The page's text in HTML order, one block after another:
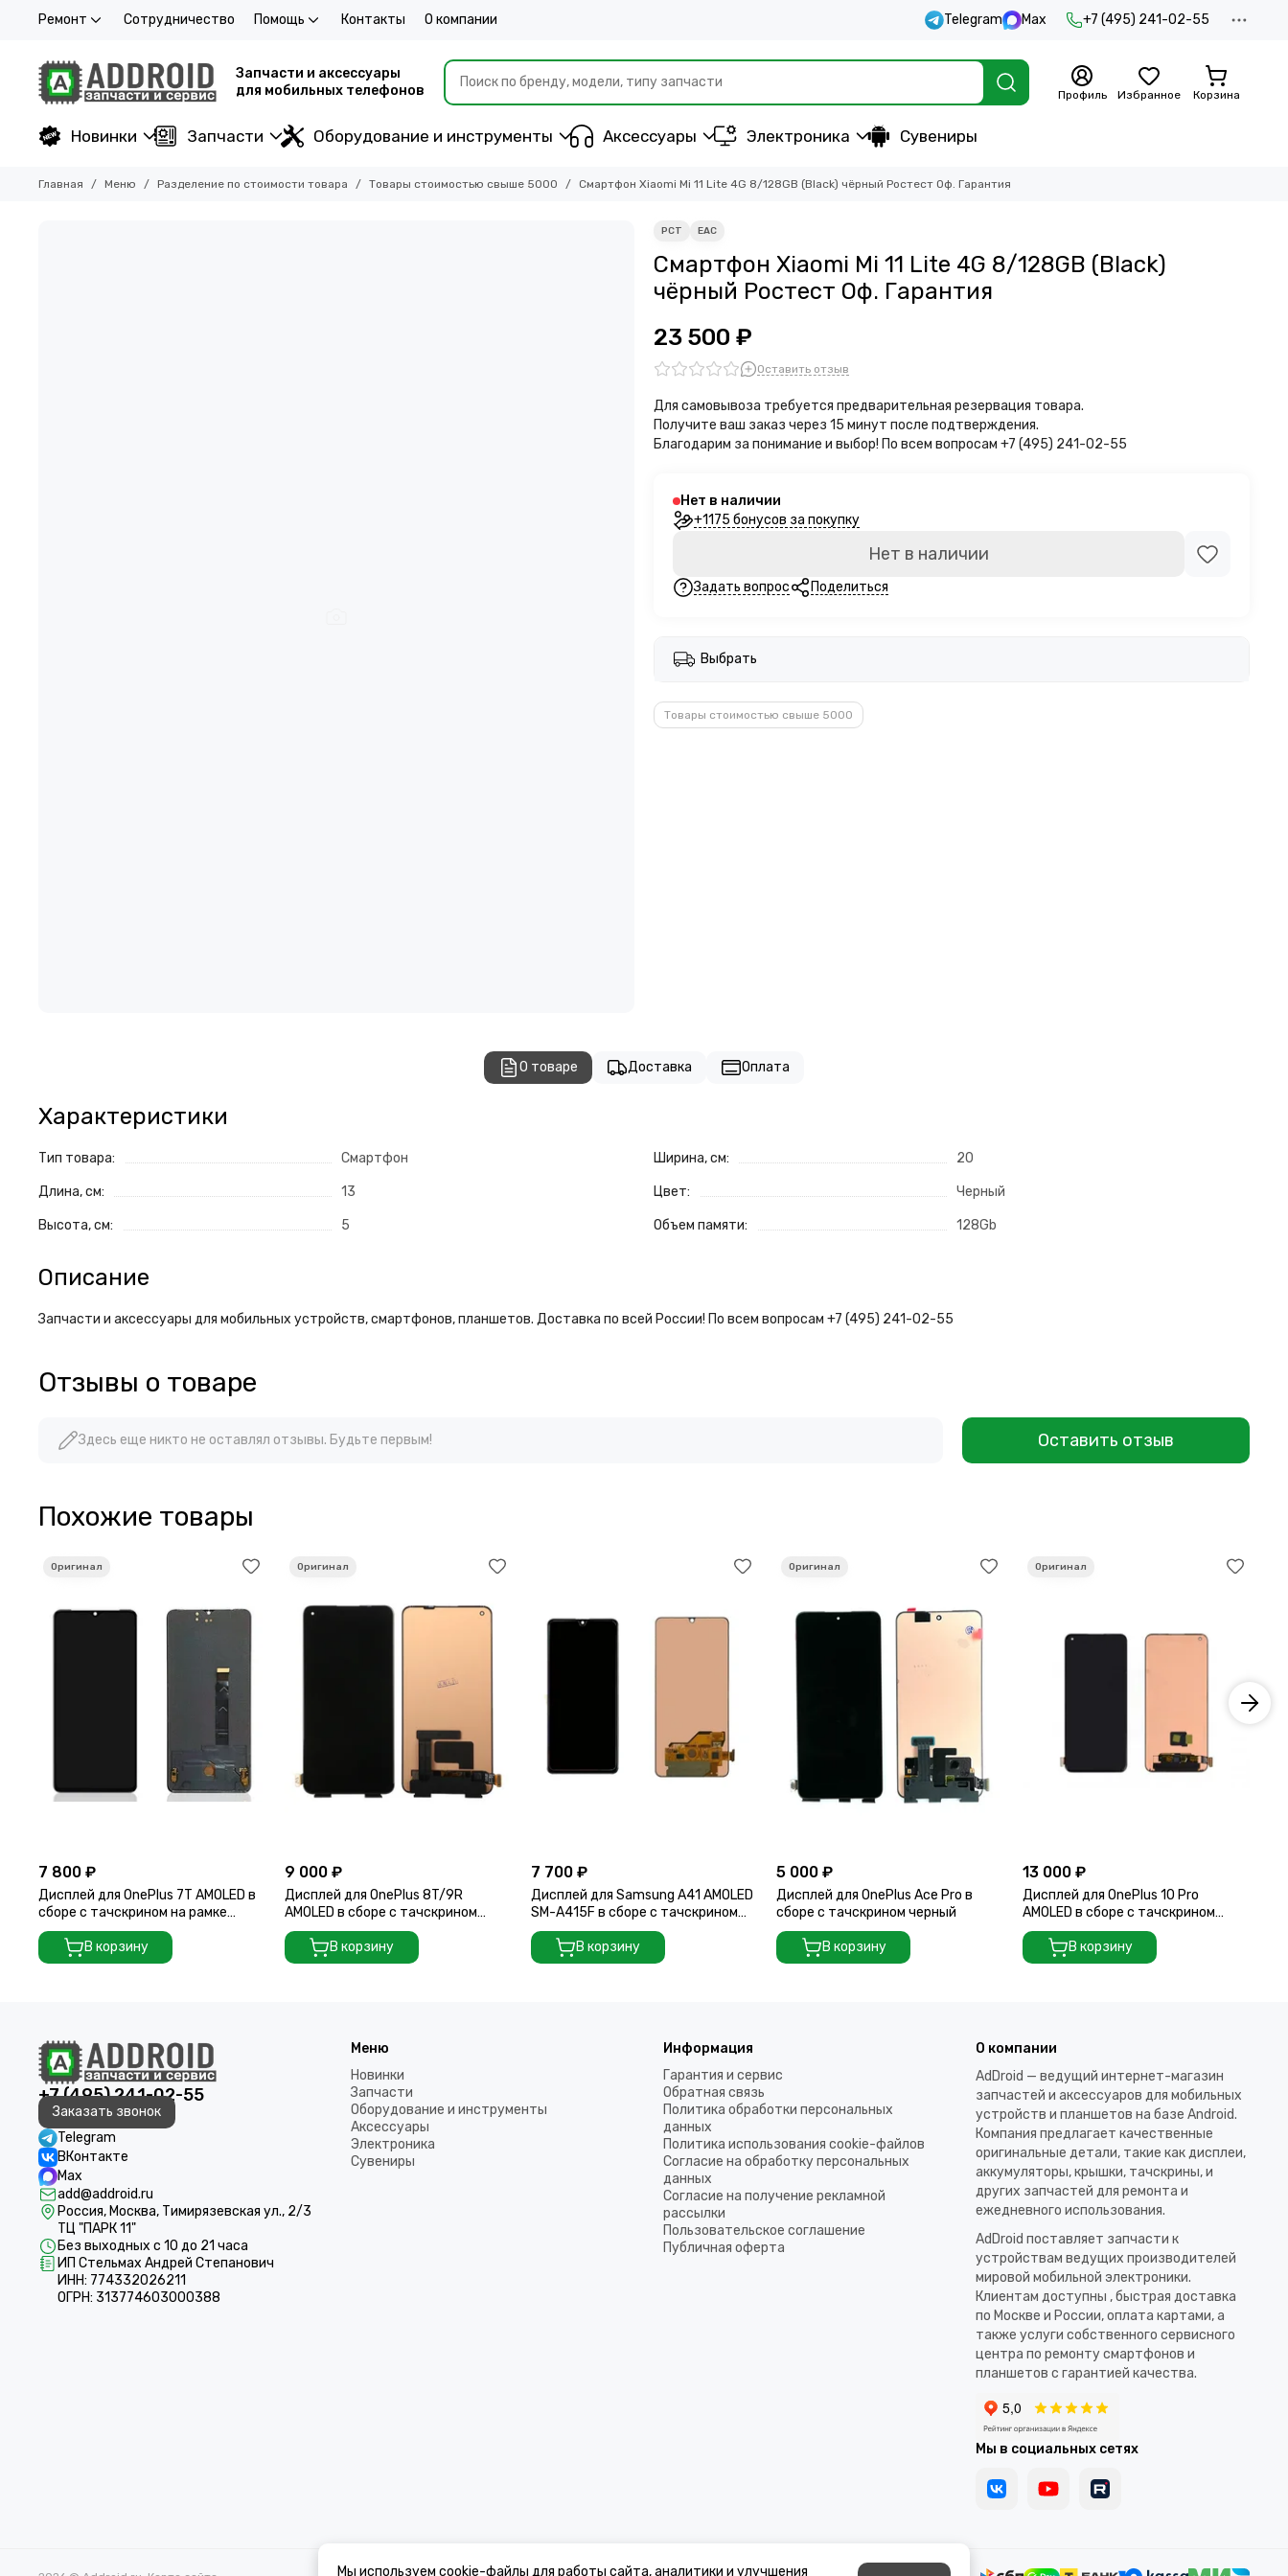
Ремонт Сотрудничество Помощь Контакты О компании Telegram Max +7 (495) 241-02-55
Запчасти и аксессуары
для мобильных телефонов
Профиль Избранное Корзина
Новинки Запчасти Оборудование и инструменты Аксессуары Электроника Сувениры
Главная Меню Разделение по стоимости товара Товары стоимостью свыше 5000 Смартфон Xiaomi Mi 11 Lite 4G 8/128GB (Black) чёрный Ростест Оф. Гарантия
Смартфон Xiaomi Mi 11 Lite 4G 8/128GB (Black)
чёрный Ростест Оф. Гарантия
23 500 ₽
Оставить отзыв
Для самовывоза требуется предварительная резервация товара.
Получите ваш заказ через 15 минут после подтверждения.
Благодарим за понимание и выбор! По всем вопросам +7 (495) 241-02-55
Нет в наличии
+1175 бонусов за покупку
Нет в наличии
Задать вопрос Поделиться
Выбрать
Товары стоимостью свыше 5000
О товаре Доставка Оплата
Характеристики
Тип товара: Смартфон
Длина, см: 13
Высота, см: 5
Ширина, см: 20
Цвет: Черный
Объем памяти: 128Gb
Описание
Запчасти и аксессуары для мобильных устройств, смартфонов, планшетов. Доставка по всей России! По всем вопросам +7 (495) 241-02-55
Отзывы о товаре
Здесь еще никто не оставлял отзывы. Будьте первым! Оставить отзыв
Похожие товары
7 800 ₽
Дисплей для OnePlus 7T AMOLED в
сборе с тачскрином на рамке
(Frosted Silver)
В корзину
9 000 ₽
Дисплей для OnePlus 8T/9R
AMOLED в сборе с тачскрином
черный
В корзину
7 700 ₽
Дисплей для Samsung A41 AMOLED
SM-A415F в сборе с тачскрином
(Black)
В корзину
5 000 ₽
Дисплей для OnePlus Ace Pro в
сборе с тачскрином черный
В корзину
13 000 ₽
Дисплей для OnePlus 10 Pro
AMOLED в сборе с тачскрином
(Black)
В корзину
+7 (495) 241-02-55
Заказать звонок
Telegram
ВКонтакте
Max
add@addroid.ru
Россия, Москва, Тимирязевская ул., 2/3
ТЦ "ПАРК 11"
Без выходных с 10 до 21 часа
ИП Стельмах Андрей Степанович
ИНН: 774332026211
ОГРН: 313774603000388
Меню
Новинки
Запчасти
Оборудование и инструменты
Аксессуары
Электроника
Сувениры
Информация
Гарантия и сервис
Обратная связь
Политика обработки персональных
данных
Политика использования cookie-файлов
Согласие на обработку персональных
данных
Согласие на получение рекламной
рассылки
Пользовательское соглашение
Публичная оферта
О компании
AdDroid — ведущий интернет-магазин
запчастей и аксессуаров для мобильных
устройств и планшетов на базе Android.
Компания предлагает качественные
оригинальные детали, такие как дисплеи,
аккумуляторы, крышки, тачскрины, и
других запчастей для ремонта и
ежедневного использования.​
AdDroid поставляет запчасти к
устройствам ведущих производителей
мировой мобильной электроники.
Клиентам доступны , быстрая доставка
по Москве и России, оплата картами, а
также услуги собственного сервисного
центра по ремонту смартфонов и
планшетов с гарантией качества.
Мы в социальных сетях
Мы используем cookie-файлы для работы сайта, аналитики и улучшения